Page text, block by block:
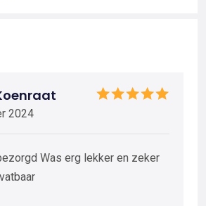
2024
Was erg lekker en zeker